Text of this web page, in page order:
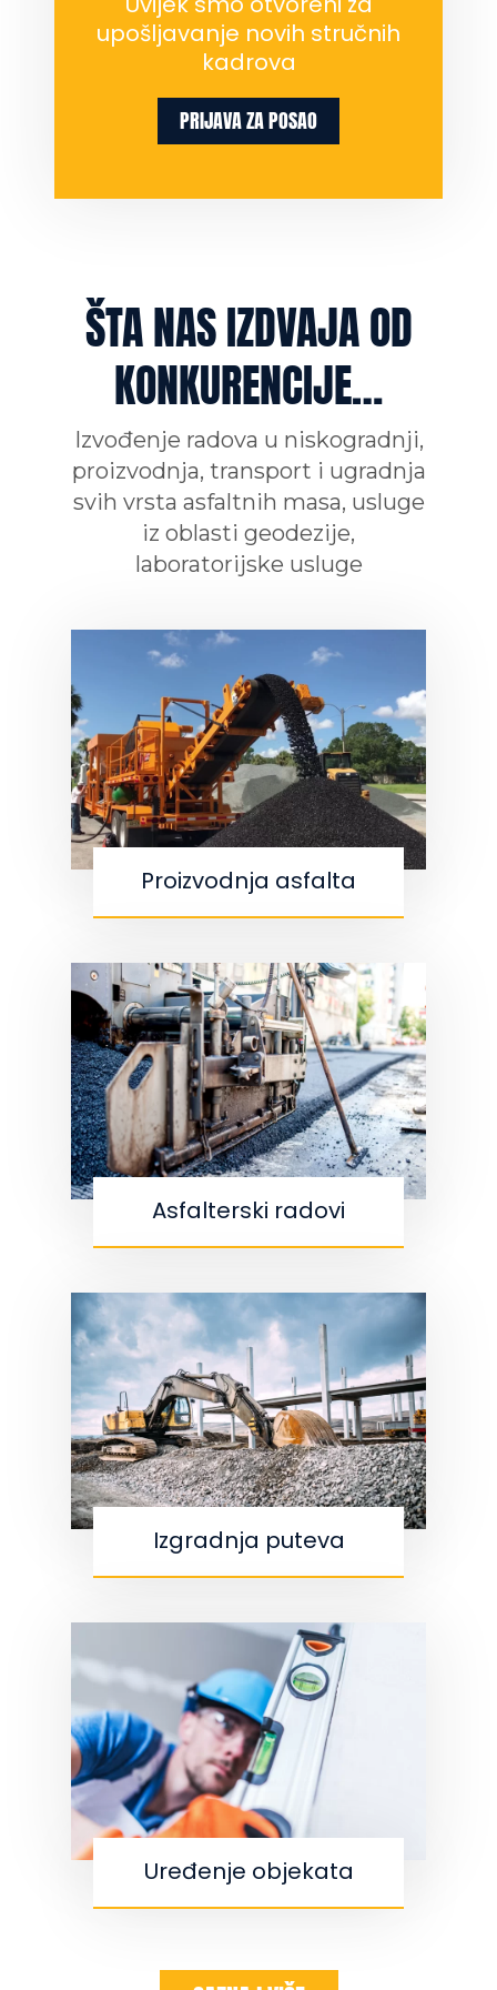
upošljavanje novih stručnih
kadrova
PRIJAVA ZA POSAO
ŠTA NAS IZDVAJA OD
KONKURENCIJE…
Izvođenje radova u niskogradnji,
proizvodnja, transport i ugradnja
svih vrsta asfaltnih masa, usluge
iz oblasti geodezije,
laboratorijske usluge
Proizvodnja asfalta
Asfalterski radovi
Izgradnja puteva
Uređenje objekata
web
stranice.
Marketing
ponašanja
vidite
personalizirani
ponude.